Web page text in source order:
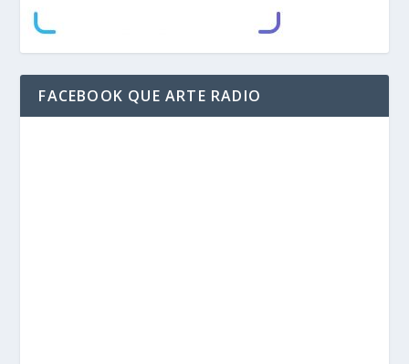
FACEBOOK QUE ARTE RADIO